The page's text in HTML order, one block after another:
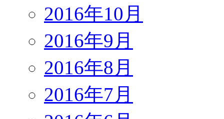
2016年10月
2016年9月
2016年8月
2016年7月